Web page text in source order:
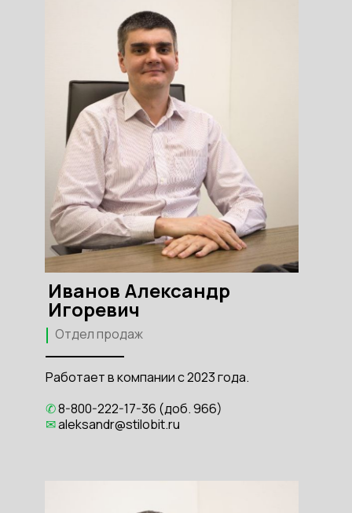
Работает в компании с 2023 года.
✆8-800-222-17-36 (доб. 966)
✉aleksandr@stilobit.ru
Отдел продаж
Иванов Александр
Игоревич